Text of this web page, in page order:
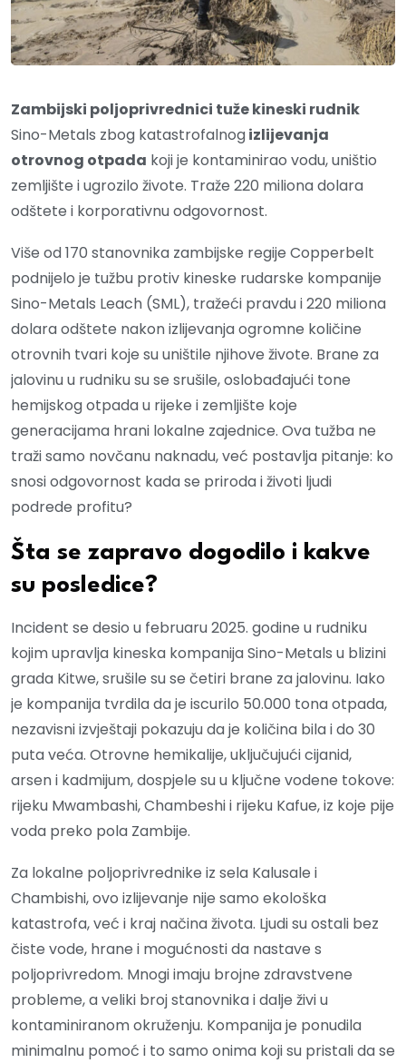
Zambijski poljoprivrednici tuže kineski rudnik
Sino-Metals zbog katastrofalnogizlijevanja
otrovnog otpada koji je kontaminirao vodu, uništio
zemljište i ugrozilo živote. Traže 220 miliona dolara
odštete i korporativnu odgovornost.
Više od 170 stanovnika zambijske regije Copperbelt
podnijelo je tužbu protiv kineske rudarske kompanije
Sino-Metals Leach (SML), tražeći pravdu i 220 miliona
dolara odštete nakon izlijevanja ogromne količine
otrovnih tvari koje su uništile njihove živote. Brane za
jalovinu u rudniku su se srušile, oslobađajući tone
hemijskog otpada u rijeke i zemljište koje
generacijama hrani lokalne zajednice. Ova tužba ne
traži samo novčanu naknadu, već postavlja pitanje: ko
snosi odgovornost kada se priroda i životi ljudi
podrede profitu?
Šta se zapravo dogodilo i kakve
su posledice?
Incident se desio u februaru 2025. godine u rudniku
kojim upravlja kineska kompanija Sino-Metals u blizini
grada Kitwe, srušile su se četiri brane za jalovinu. Iako
je kompanija tvrdila da je iscurilo 50.000 tona otpada,
nezavisni izvještaji pokazuju da je količina bila i do 30
puta veća. Otrovne hemikalije, uključujući cijanid,
arsen i kadmijum, dospjele su u ključne vodene tokove:
rijeku Mwambashi, Chambeshi i rijeku Kafue, iz koje pije
voda preko pola Zambije.
Za lokalne poljoprivrednike iz sela Kalusale i
Chambishi, ovo izlijevanje nije samo ekološka
katastrofa, već i kraj načina života. Ljudi su ostali bez
čiste vode, hrane i mogućnosti da nastave s
poljoprivredom. Mnogi imaju brojne zdravstvene
probleme, a veliki broj stanovnika i dalje živi u
kontaminiranom okruženju. Kompanija je ponudila
minimalnu pomoć i to samo onima koji su pristali da se